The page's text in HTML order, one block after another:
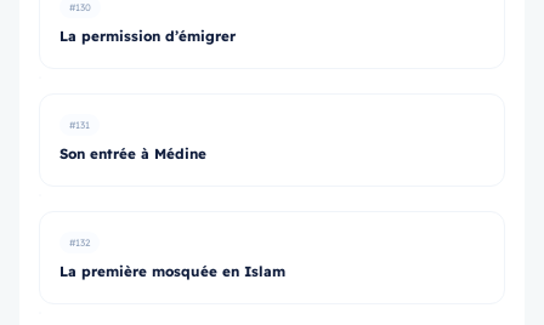
#130
La permission d’émigrer
#131
Son entrée à Médine
#132
La première mosquée en Islam